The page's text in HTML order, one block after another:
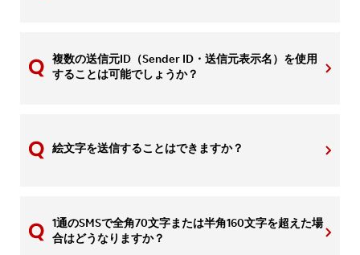
複数の送信元ID（Sender ID・送信元表示名）を使用
することは可能でしょうか？
絵文字を送信することはできますか？
1通のSMSで全角70文字または半角160文字を超えた場
合はどうなりますか？